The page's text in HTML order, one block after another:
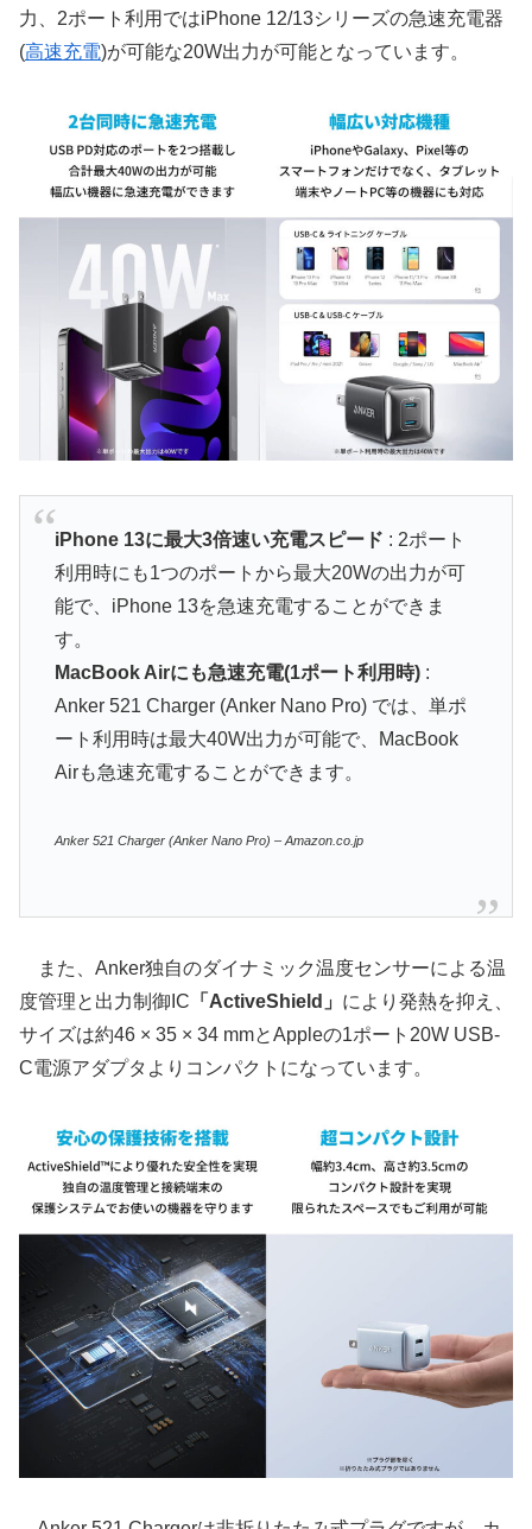
力、2ポート利用ではiPhone 12/13シリーズの急速充電器
(高速充電)が可能な20W出力が可能となっています。
iPhone 13に最大3倍速い充電スピード : 2ポート
利用時にも1つのポートから最大20Wの出力が可
能で、iPhone 13を急速充電することができま
す。
MacBook Airにも急速充電(1ポート利用時):
Anker 521 Charger (Anker Nano Pro) では、単ポ
ート利用時は最大40W出力が可能で、MacBook
Airも急速充電することができます。
Anker 521 Charger (Anker Nano Pro) – Amazon.co.jp
また、Anker独自のダイナミック温度センサーによる温
度管理と出力制御IC 「ActiveShield」 により発熱を抑え、
サイズは約46 × 35 × 34 mmとAppleの1ポート20W USB-
C電源アダプタよりコンパクトになっています。